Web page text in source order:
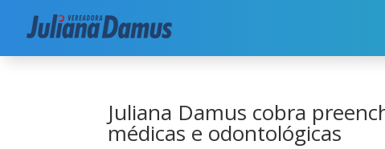
Início|Diversos Juliana Damus cobra
Juliana Damus cobra
médicas e odontológicas